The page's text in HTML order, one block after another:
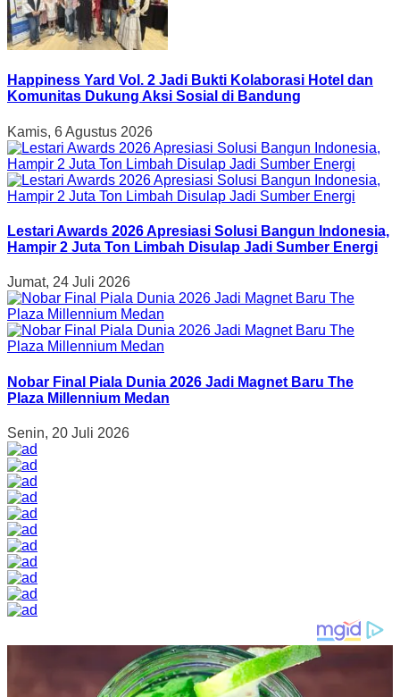
Happiness Yard Vol. 2 Jadi Bukti Kolaborasi Hotel dan
Komunitas Dukung Aksi Sosial di Bandung
Kamis, 6 Agustus 2026
Lestari Awards 2026 Apresiasi Solusi Bangun Indonesia,
Hampir 2 Juta Ton Limbah Disulap Jadi Sumber Energi
Jumat, 24 Juli 2026
Nobar Final Piala Dunia 2026 Jadi Magnet Baru The
Plaza Millennium Medan
Senin, 20 Juli 2026